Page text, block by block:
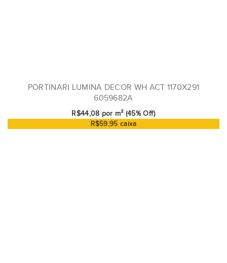
PORTINARI LUMINA DECOR WH ACT 1170X291
6059682A
R$44,08 por m² (45% Off)
R$59,95 caixa